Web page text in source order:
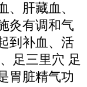
、肝藏血、
灸有调和气
到补血、活
足三里穴 足
胃脏精气功